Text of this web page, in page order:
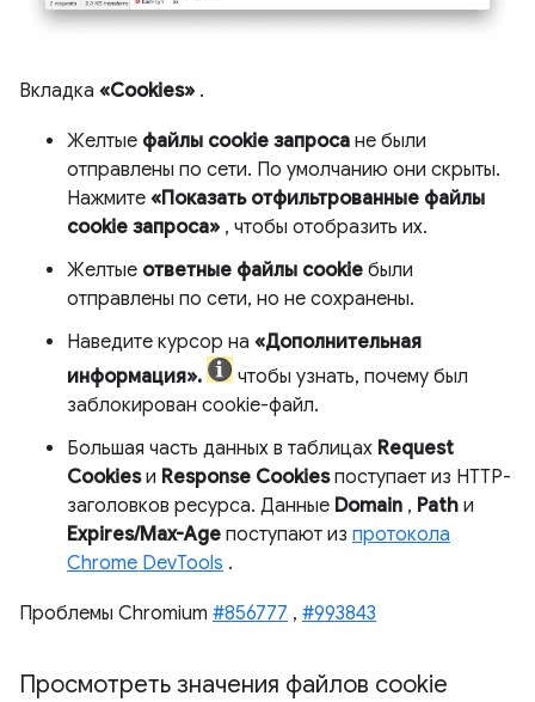
Вкладка «Cookies» .
Желтые файлы cookie запроса не были
отправлены по сети. По умолчанию они скрыты.
Нажмите «Показать отфильтрованные файлы
cookie запроса» , чтобы отобразить их.
Желтые ответные файлы cookie были
отправлены по сети, но не сохранены.
Наведите курсор на «Дополнительная
информация».
чтобы узнать, почему был
заблокирован cookie-файл.
Большая часть данных в таблицах Request
Cookiesи Response Cookiesпоступает из HTTP-
заголовков ресурса. Данные Domain , Path и
Expires/Max-Age поступают из протокола
Chrome DevTools .
Проблемы Chromium #856777 , #993843
Просмотреть значения файлов cookie